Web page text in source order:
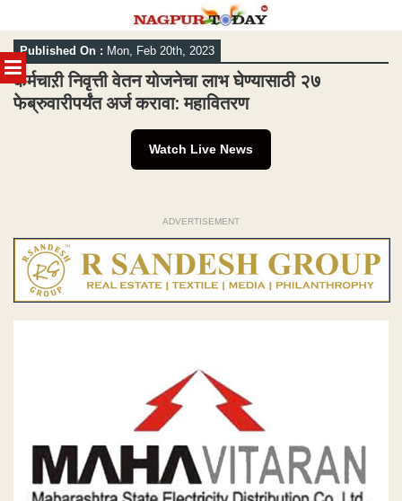
MENU
Skip
to
content
Published On : Mon, Feb 20th, 2023
कर्मचाऱी निवृत्ती वेतन योजनेचा लाभ घेण्यासाठी २७
फेब्रुवारीपर्यंत अर्ज करावा: महावितरण
Watch Live News
ADVERTISEMENT